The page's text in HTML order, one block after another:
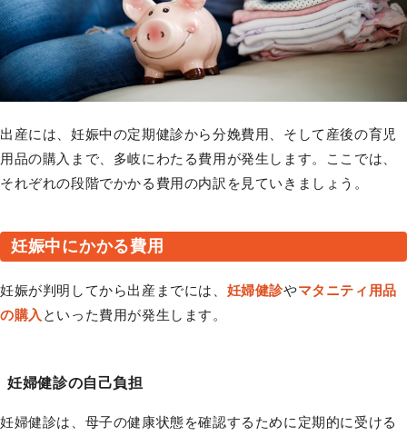
出産には、妊娠中の定期健診から分娩費用、そして産後の育児
用品の購入まで、多岐にわたる費用が発生します。ここでは、
それぞれの段階でかかる費用の内訳を見ていきましょう。
妊娠中にかかる費用
妊娠が判明してから出産までには、 妊婦健診やマタニティ用品
の購入 といった費用が発生します。
妊婦健診の自己負担
妊婦健診は、母子の健康状態を確認するために定期的に受ける